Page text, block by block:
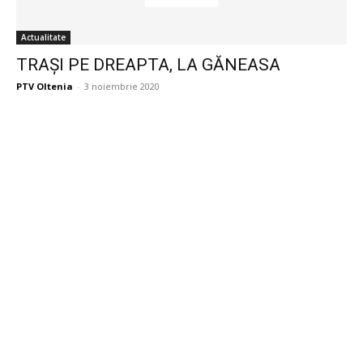
Actualitate
TRAȘI PE DREAPTA, LA GĂNEASA
PTV Oltenia - 3 noiembrie 2020